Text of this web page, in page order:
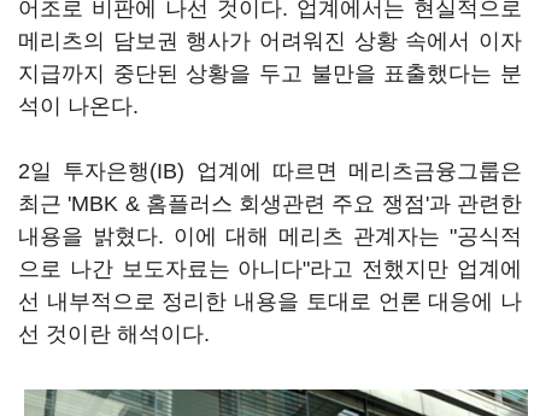
어조로 비판에 나선 것이다. 업계에서는 현실적으로
메리츠의 담보권 행사가 어려워진 상황 속에서 이자
지급까지 중단된 상황을 두고 불만을 표출했다는 분
석이 나온다.
2일 투자은행(IB) 업계에 따르면 메리츠금융그룹은
최근 'MBK & 홈플러스 회생관련 주요 쟁점'과 관련한
내용을 밝혔다. 이에 대해 메리츠 관계자는 "공식적
으로 나간 보도자료는 아니다"라고 전했지만 업계에
선 내부적으로 정리한 내용을 토대로 언론 대응에 나
선 것이란 해석이다.